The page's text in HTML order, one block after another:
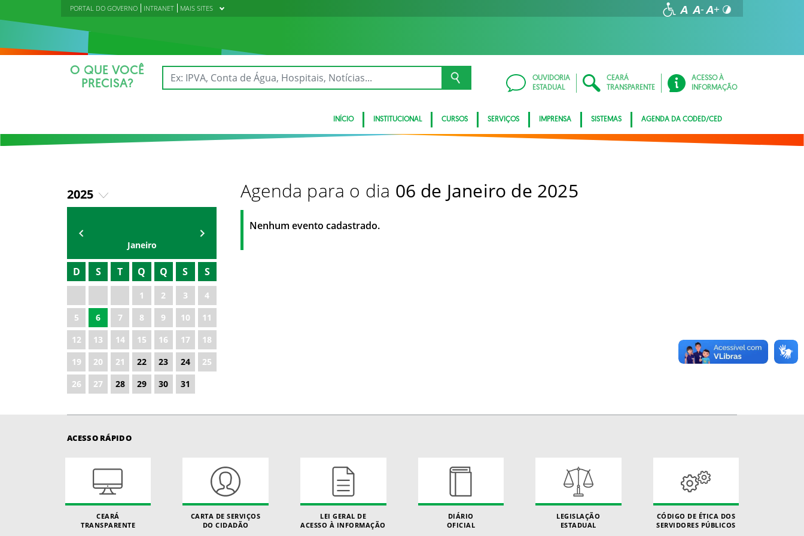
PORTAL DO GOVERNO INTRANET MAIS SITES
O QUE VOCÊ
PRECISA?
OUVIDORIA
ESTADUAL
CEARÁ
TRANSPARENTE
ACESSO À
INFORMAÇÃO
INÍCIO INSTITUCIONAL CURSOS SERVIÇOS IMPRENSA SISTEMAS AGENDA DA CODED/CED
2025
2019
2020
2021
2022
2023
2024
2026
Janeiro
D S T Q Q S S
1 2 3
4
5
6 7 8 9 10
11
12
13 14 15 16 17
18
19
20 21 22 23 24
25
26
27 28 29 30 31
Agenda para o dia 06 de Janeiro de 2025
Nenhum evento cadastrado.
ACESSO RÁPIDO
CEARÁ
TRANSPARENTE
CARTA DE SERVIÇOS
DO CIDADÃO
LEI GERAL DE
ACESSO À INFORMAÇÃO
DIÁRIO
OFICIAL
LEGISLAÇÃO
ESTADUAL
CÓDIGO DE ÉTICA DOS
SERVIDORES PÚBLICOS